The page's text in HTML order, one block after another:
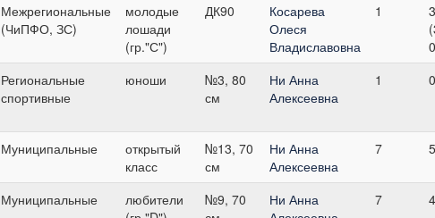
Межрегиональные
(ЧиПФО, ЗС)
молодые
лошади
(гр."С")
ДК90
Косарева
Олеся
Владиславовна
1
Региональные
спортивные
юноши
№3, 80
см
Ни Анна
Алексеевна
1
Муниципальные
открытый
класс
№13, 70
см
Ни Анна
Алексеевна
7
Муниципальные
любители
№9, 70
Ни Анна
7